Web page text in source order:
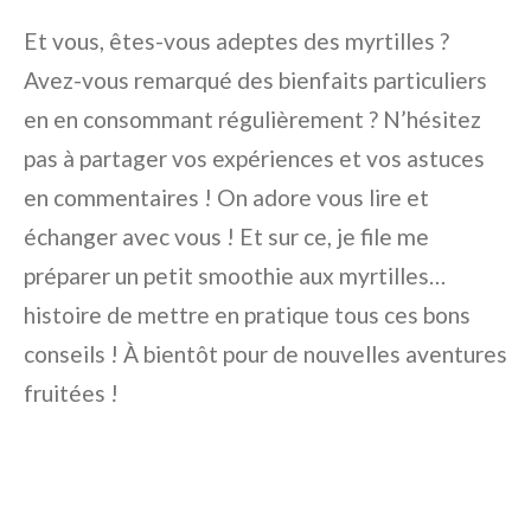
Et vous, êtes-vous adeptes des myrtilles ?
Avez-vous remarqué des bienfaits particuliers
en en consommant régulièrement ? N’hésitez
pas à partager vos expériences et vos astuces
en commentaires ! On adore vous lire et
échanger avec vous ! Et sur ce, je file me
préparer un petit smoothie aux myrtilles…
histoire de mettre en pratique tous ces bons
conseils ! À bientôt pour de nouvelles aventures
fruitées !